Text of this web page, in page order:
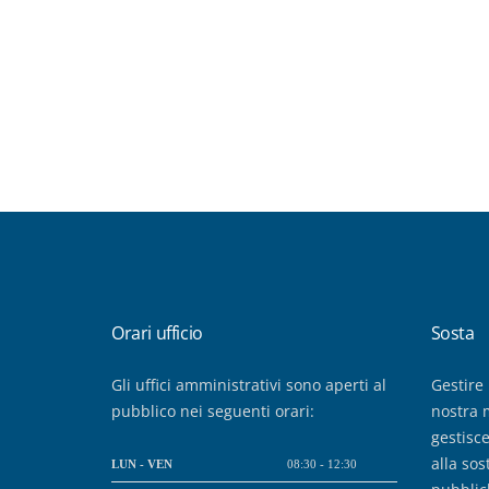
Orari ufficio
Gli uffici amministrativi sono aperti al
pubblico nei seguenti orari:
LUN - VEN 08:30 - 12:30
Sosta
nostra
alla